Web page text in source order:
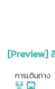
ข่าวโปรโมชั่น
[Preview]
การเดินทาง